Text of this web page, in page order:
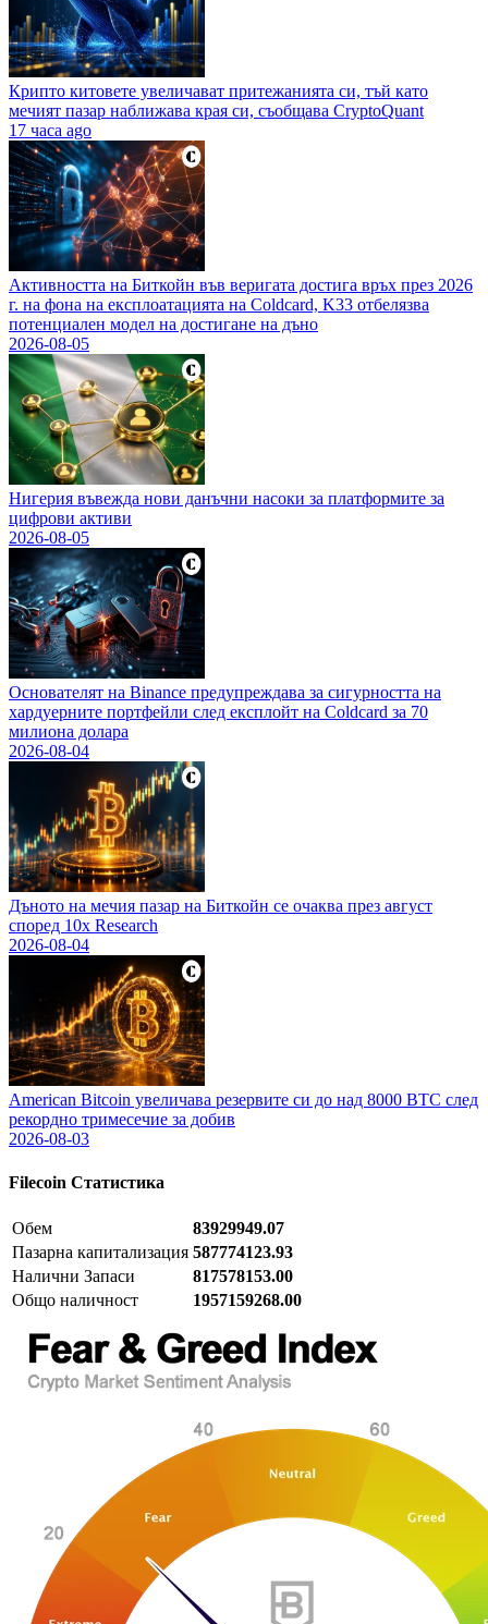
Крипто китовете увеличават притежанията си, тъй като
мечият пазар наближава края си, съобщава CryptoQuant
17 часа ago
Активността на Биткойн във веригата достига връх през 2026
г. на фона на експлоатацията на Coldcard, K33 отбелязва
потенциален модел на достигане на дъно
2026-08-05
Нигерия въвежда нови данъчни насоки за платформите за
цифрови активи
2026-08-05
Основателят на Binance предупреждава за сигурността на
хардуерните портфейли след експлойт на Coldcard за 70
милиона долара
2026-08-04
Дъното на мечия пазар на Биткойн се очаква през август
според 10x Research
2026-08-04
American Bitcoin увеличава резервите си до над 8000 BTC след
рекордно тримесечие за добив
2026-08-03
Filecoin Статистика
Обем
83929949.07
Пазарна капитализация 587774123.93
Налични Запаси
817578153.00
Общо наличност
1957159268.00